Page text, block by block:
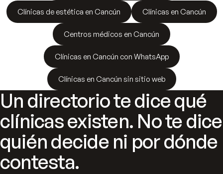
Clínicas de estética en Cancún Clínicas en Cancún
Centros médicos en Cancún
Clínicas en Cancún con WhatsApp
Clínicas en Cancún sin sitio web
Un directorio te dice qué
clínicas existen. No te dice
quién decide ni por dónde
contesta.